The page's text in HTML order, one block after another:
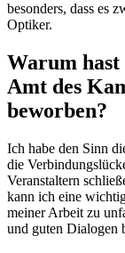
besonders, dass es
Optiker.
Warum hast
Amt des
beworben?
Ich habe den Sinn
die
Veranstaltern
kann ich eine
meiner Arbeit zu
und guten Dialogen